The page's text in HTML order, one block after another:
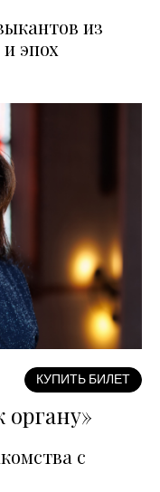
из
эпох
КУПИТЬ БИЛЕТ
органу»
с